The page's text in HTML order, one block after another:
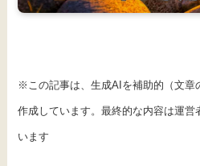
※この記事は、生成AIを補助的（文章
作成しています。最終的な内容は運
います